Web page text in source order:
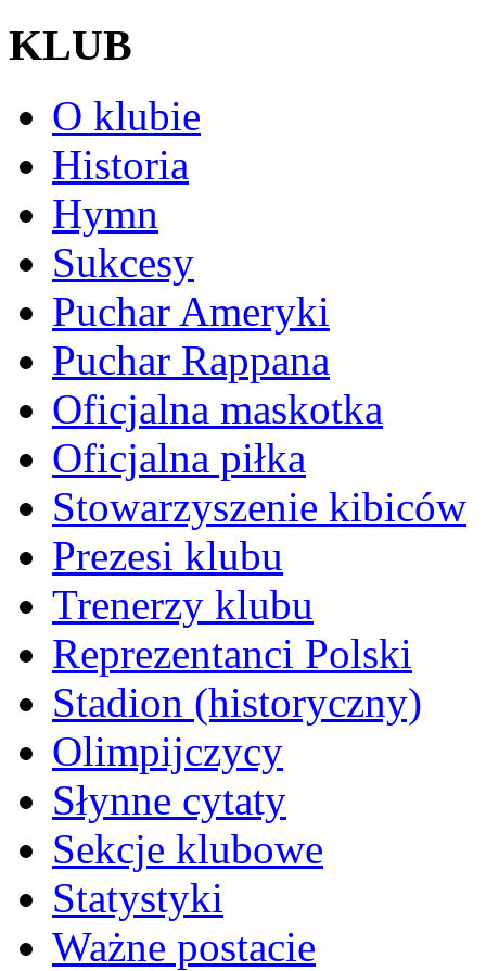
KLUB
O klubie
Historia
Hymn
Sukcesy
Puchar Ameryki
Puchar Rappana
Oficjalna maskotka
Oficjalna piłka
Stowarzyszenie kibiców
Prezesi klubu
Trenerzy klubu
Reprezentanci Polski
Stadion (historyczny)
Olimpijczycy
Słynne cytaty
Sekcje klubowe
Statystyki
Ważne postacie